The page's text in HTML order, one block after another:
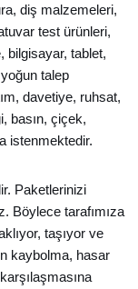
diş malzemeleri,
test ürünleri,
bilgisayar, tablet,
talep
davetiye, ruhsat,
basın, çiçek,
istenmektedir.
Paketlerinizi
Böylece tarafımıza
taşıyor ve
kaybolma, hasar